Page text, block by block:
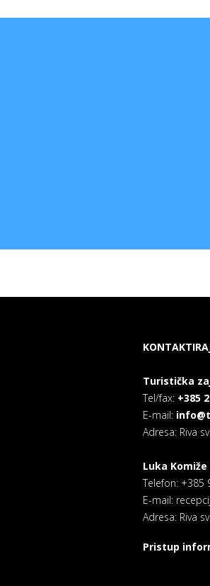
Turistička
Tel/fax: +385
E-mail:
Adresa: Riva
Luka Komiže
Telefon: +385
E-mail:
Adresa: Riva
Pristup